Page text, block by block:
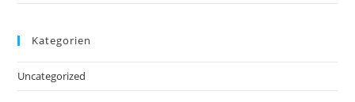
Kategorien
Uncategorized